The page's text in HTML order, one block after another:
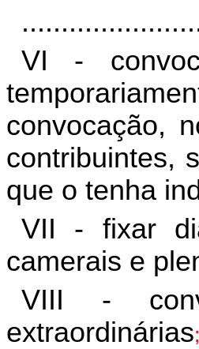
VI -
convocação,
contribuintes,
que o tenha
VII - fixar
camerais e
VIII -
extraordinárias